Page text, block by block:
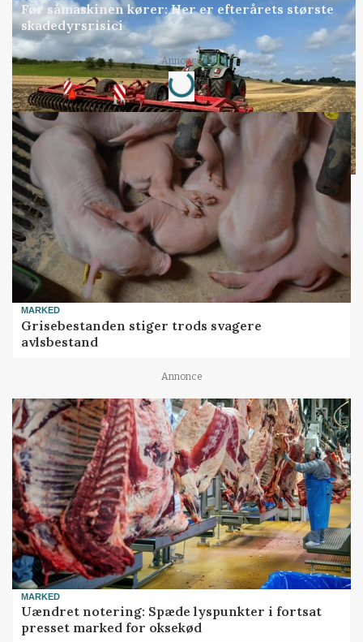
Før såmaskinen kører: Her er efterårets største
skadedyrsrisici
Annonce
Loading...
MARKED
Grisebestanden stiger trods svagere
avlsbestand
Annonce
MARKED
Uændret notering: Spæde lyspunkter i fortsat
presset marked for oksekød